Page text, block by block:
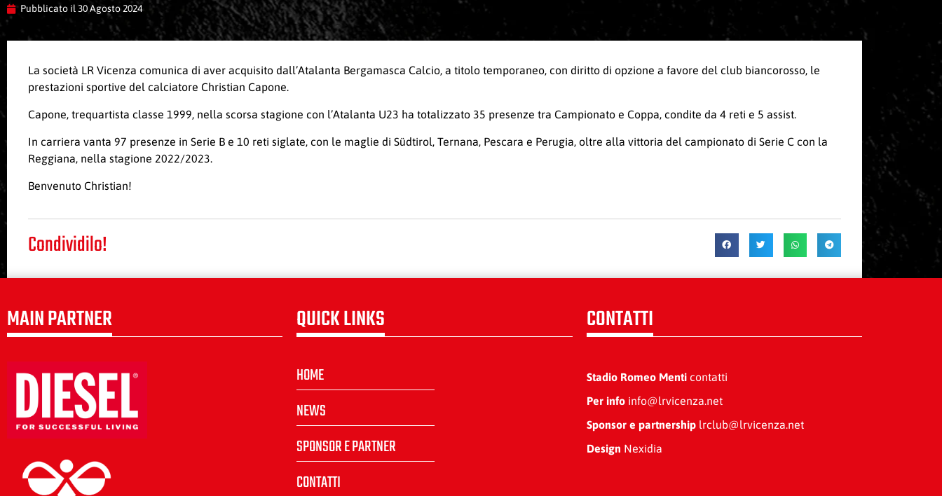
Pubblicato il30 Agosto 2024
La società LR Vicenza comunica di aver acquisito dall’Atalanta Bergamasca Calcio, a titolo temporaneo, con diritto di opzione a favore del club biancorosso, le
prestazioni sportive del calciatore Christian Capone.
Capone, trequartista classe 1999, nella scorsa stagione con l’Atalanta U23 ha totalizzato 35 presenze tra Campionato e Coppa, condite da 4 reti e 5 assist.
In carriera vanta 97 presenze in Serie B e 10 reti siglate, con le maglie di Südtirol, Ternana, Pescara e Perugia, oltre alla vittoria del campionato di Serie C con la
Reggiana, nella stagione 2022/2023.
Benvenuto Christian!
Condividilo!
MAIN PARTNER QUICK LINKS
HOME
NEWS
SPONSOR E PARTNER
CONTATTI
CONTATTI
Stadio Romeo Menticontatti
Per infoinfo@lrvicenza.net
Sponsor e partnershiplrclub@lrvicenza.net
Design Nexidia